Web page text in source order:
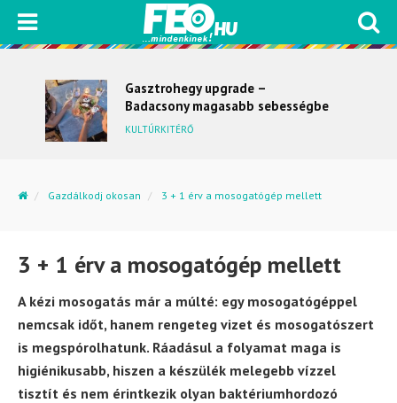
Gasztrohegy upgrade –
Badacsony magasabb sebességbe
kapcsol
KULTÚRKITÉRŐ
Gazdálkodj okosan 3 + 1 érv a mosogatógép mellett
3 + 1 érv a mosogatógép mellett
A kézi mosogatás már a múlté: egy mosogatógéppel
nemcsak időt, hanem rengeteg vizet és mosogatószert
is megspórolhatunk. Ráadásul a folyamat maga is
higiénikusabb, hiszen a készülék melegebb vízzel
tisztít és nem érintkezik olyan baktériumhordozó